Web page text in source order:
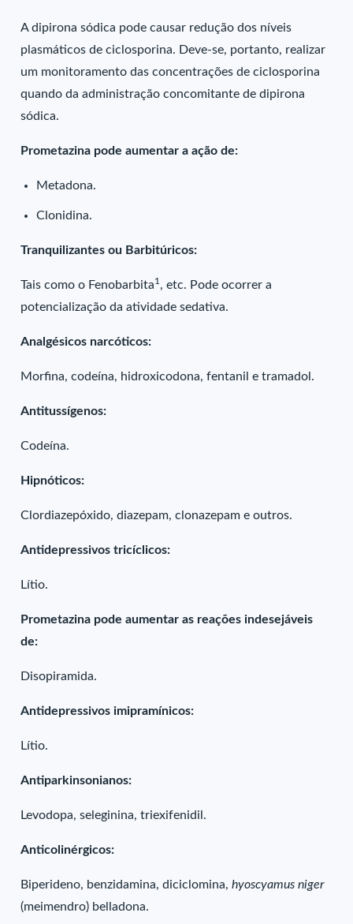
A dipirona sódica pode causar redução dos níveis
plasmáticos de ciclosporina. Deve-se, portanto, realizar
um monitoramento das concentrações de ciclosporina
quando da administração concomitante de dipirona
sódica.
Prometazina pode aumentar a ação de:
Metadona.
Clonidina.
Tranquilizantes ou Barbitúricos:
Tais como o Fenobarbita1 , etc. Pode ocorrer a
potencialização da atividade sedativa.
Analgésicos narcóticos:
Morfina, codeína, hidroxicodona, fentanil e tramadol.
Antitussígenos:
Codeína.
Hipnóticos:
Clordiazepóxido, diazepam, clonazepam e outros.
Antidepressivos tricíclicos:
Lítio.
Prometazina pode aumentar as reações indesejáveis
de:
Disopiramida.
Antidepressivos imipramínicos:
Lítio.
Antiparkinsonianos:
Levodopa, seleginina, triexifenidil.
Anticolinérgicos:
Biperideno, benzidamina, diciclomina, hyoscyamus niger
(meimendro) belladona.